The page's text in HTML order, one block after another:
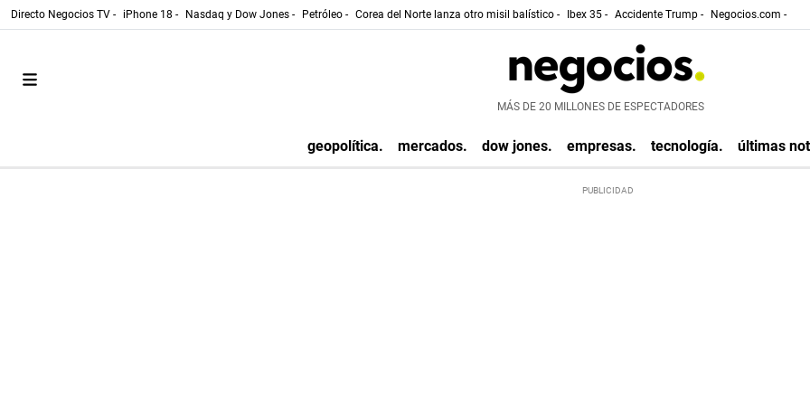
Directo Negocios TV - iPhone 18 - Nasdaq y Dow Jones - Petróleo - Corea del Norte lanza otro misil balístico - Ibex 35 - Accidente Trump - Negocios.com -
MÁS DE 20 MILLONES DE ESPECTADORES
geopolítica. mercados. dow jones. empresas. tecnología. últimas